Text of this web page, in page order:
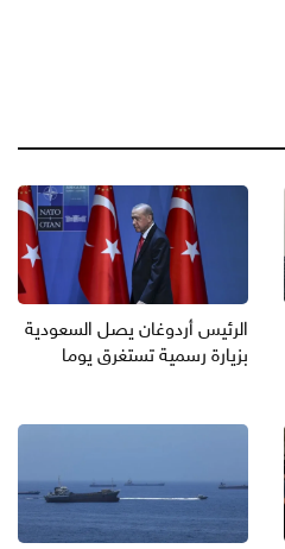
الرئيس أردوغان يصل السعودية
بزيارة رسمية تستغرق يوما